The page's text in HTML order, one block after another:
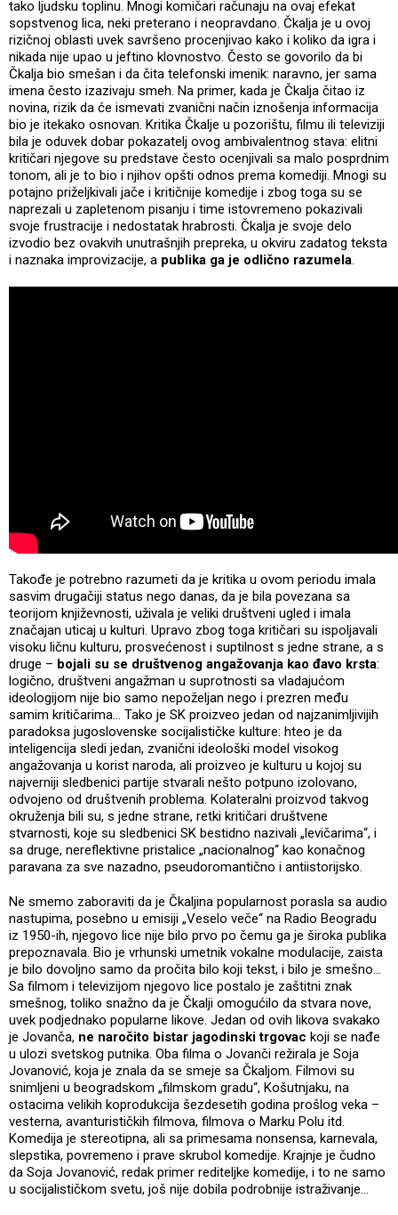
tako ljudsku toplinu. Mnogi komičari računaju na ovaj efekat
sopstvenog lica, neki preterano i neopravdano. Čkalja je u ovoj
rizičnoj oblasti uvek savršeno procenjivao kako i koliko da igra i
nikada nije upao u jeftino klovnostvo. Često se govorilo da bi
Čkalja bio smešan i da čita telefonski imenik: naravno, jer sama
imena često izazivaju smeh. Na primer, kada je Čkalja čitao iz
novina, rizik da će ismevati zvanični način iznošenja informacija
bio je itekako osnovan. Kritika Čkalje u pozorištu, filmu ili televiziji
bila je oduvek dobar pokazatelj ovog ambivalentnog stava: elitni
kritičari njegove su predstave često ocenjivali sa malo posprdnim
tonom, ali je to bio i njihov opšti odnos prema komediji. Mnogi su
potajno priželjkivali jače i kritičnije komedije i zbog toga su se
naprezali u zapletenom pisanju i time istovremeno pokazivali
svoje frustracije i nedostatak hrabrosti. Čkalja je svoje delo
izvodio bez ovakvih unutrašnjih prepreka, u okviru zadatog teksta
i naznaka improvizacije, a publika ga je odlično razumela.
Takođe je potrebno razumeti da je kritika u ovom periodu imala
sasvim drugačiji status nego danas, da je bila povezana sa
teorijom književnosti, uživala je veliki društveni ugled i imala
značajan uticaj u kulturi. Upravo zbog toga kritičari su ispoljavali
visoku ličnu kulturu, prosvećenost i suptilnost s jedne strane, a s
druge – bojali su se društvenog angažovanja kao đavo krsta:
logično, društveni angažman u suprotnosti sa vladajućom
ideologijom nije bio samo nepoželjan nego i prezren među
samim kritičarima… Tako je SK proizveo jedan od najzanimljivijih
paradoksa jugoslovenske socijalističke kulture: hteo je da
inteligencija sledi jedan, zvanični ideološki model visokog
angažovanja u korist naroda, ali proizveo je kulturu u kojoj su
najverniji sledbenici partije stvarali nešto potpuno izolovano,
odvojeno od društvenih problema. Kolateralni proizvod takvog
okruženja bili su, s jedne strane, retki kritičari društvene
stvarnosti, koje su sledbenici SK bestidno nazivali „levičarima“, i
sa druge, nereflektivne pristalice „nacionalnog“ kao konačnog
paravana za sve nazadno, pseudoromantično i antiistorijsko.
Ne smemo zaboraviti da je Čkaljina popularnost porasla sa audio
nastupima, posebno u emisiji „Veselo veče“ na Radio Beogradu
iz 1950-ih, njegovo lice nije bilo prvo po čemu ga je široka publika
prepoznavala. Bio je vrhunski umetnik vokalne modulacije, zaista
je bilo dovoljno samo da pročita bilo koji tekst, i bilo je smešno…
Sa filmom i televizijom njegovo lice postalo je zaštitni znak
smešnog, toliko snažno da je Čkalji omogućilo da stvara nove,
uvek podjednako popularne likove. Jedan od ovih likova svakako
je Jovanča, ne naročito bistar jagodinski trgovac koji se nađe
u ulozi svetskog putnika. Oba filma o Jovanči režirala je Soja
Jovanović, koja je znala da se smeje sa Čkaljom. Filmovi su
snimljeni u beogradskom „filmskom gradu“, Košutnjaku, na
ostacima velikih koprodukcija šezdesetih godina prošlog veka –
vesterna, avanturističkih filmova, filmova o Marku Polu itd.
Komedija je stereotipna, ali sa primesama nonsensa, karnevala,
slepstika, povremeno i prave skrubol komedije. Krajnje je čudno
da Soja Jovanović, redak primer rediteljke komedije, i to ne samo
u socijalističkom svetu, još nije dobila podrobnije istraživanje…